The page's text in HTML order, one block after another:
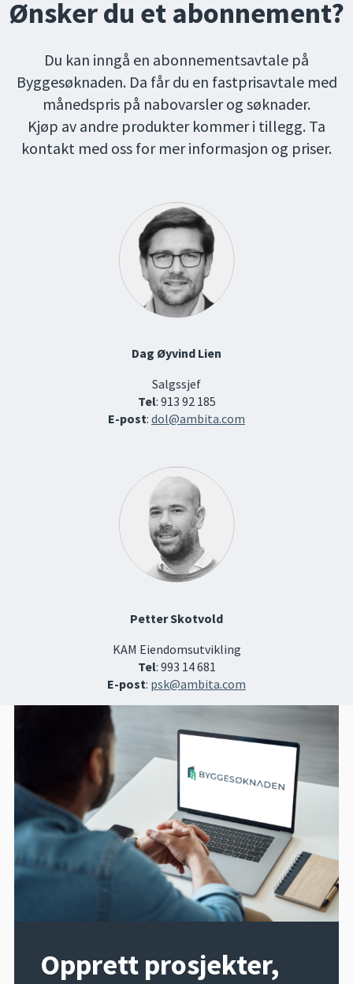
Ønsker du et abonnement?
Du kan inngå en abonnementsavtale på
Byggesøknaden. Da får du en fastprisavtale med
månedspris på nabovarsler og søknader.
Kjøp av andre produkter kommer i tillegg. Ta
kontakt med oss for mer informasjon og priser.
Dag Øyvind Lien
Salgssjef
Tel: 913 92 185
E-post: dol@ambita.com
Petter Skotvold
KAM Eiendomsutvikling
Tel: 993 14 681
E-post: psk@ambita.com
Opprett prosjekter,